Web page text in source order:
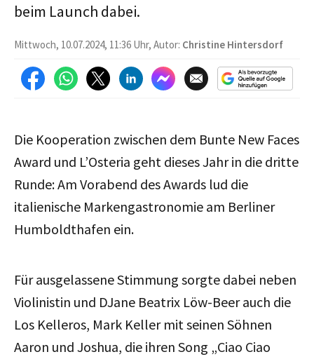
beim Launch dabei.
Mittwoch, 10.07.2024, 11:36 Uhr, Autor: Christine Hintersdorf
Die Kooperation zwischen dem Bunte New Faces
Award und L’Osteria geht dieses Jahr in die dritte
Runde: Am Vorabend des Awards lud die
italienische Markengastronomie am Berliner
Humboldthafen ein.
Für ausgelassene Stimmung sorgte dabei neben
Violinistin und DJane Beatrix Löw-Beer auch die
Los Kelleros, Mark Keller mit seinen Söhnen
Aaron und Joshua, die ihren Song „Ciao Ciao